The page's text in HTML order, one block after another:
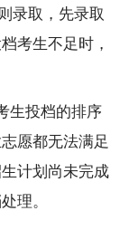
录取，先录取
考生不足时，
生投档的排序
愿都无法满足
计划尚未完成
理。